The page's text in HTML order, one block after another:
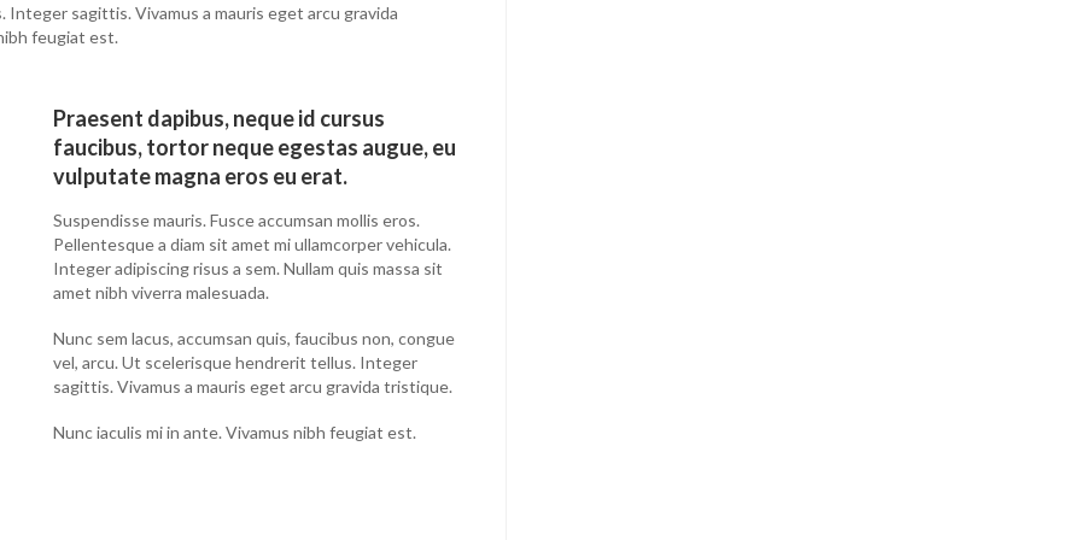
sagittis. Vivamus a mauris eget arcu gravida
feugiat est.
Praesent dapibus, neque id cursus
faucibus, tortor neque egestas augue, eu
vulputate magna eros eu erat.
Suspendisse mauris. Fusce accumsan mollis eros.
Pellentesque a diam sit amet mi ullamcorper vehicula.
Integer adipiscing risus a sem. Nullam quis massa sit
amet nibh viverra malesuada.
Nunc sem lacus, accumsan quis, faucibus non, congue
vel, arcu. Ut scelerisque hendrerit tellus. Integer
sagittis. Vivamus a mauris eget arcu gravida tristique.
Nunc iaculis mi in ante. Vivamus nibh feugiat est.